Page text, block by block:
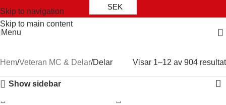
Skip to navigation
Skip to main content
SEK
Menu
Hem Veteran MC & Delar Delar Visar 1–12 av 904 resultat
Show sidebar